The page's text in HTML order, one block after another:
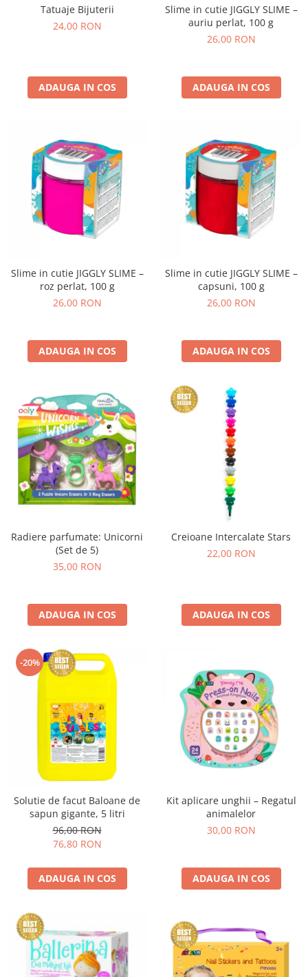
Tatuaje Bijuterii
24,00 RON
ADAUGA IN COS
Slime in cutie JIGGLY SLIME –
auriu perlat, 100 g
26,00 RON
ADAUGA IN COS
Slime in cutie JIGGLY SLIME –
roz perlat, 100 g
26,00 RON
ADAUGA IN COS
Slime in cutie JIGGLY SLIME –
capsuni, 100 g
26,00 RON
ADAUGA IN COS
Radiere parfumate: Unicorni
(Set de 5)
35,00 RON
ADAUGA IN COS
Creioane Intercalate Stars
22,00 RON
ADAUGA IN COS
-20%
Solutie de facut Baloane de
sapun gigante, 5 litri
96,00 RON
76,80 RON
ADAUGA IN COS
Kit aplicare unghii – Regatul
animalelor
30,00 RON
ADAUGA IN COS